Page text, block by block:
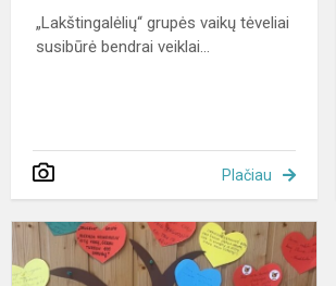
„Lakštingalėlių“ grupės vaikų tėveliai
susibūrė bendrai veiklai...
Plačiau
Knygutės
-